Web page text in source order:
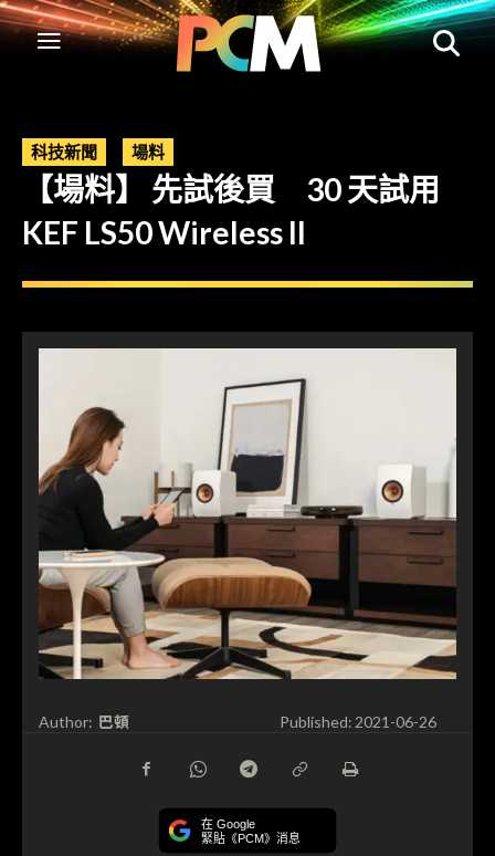
科技新聞 場料
【場料】 先試後買 30 天試用
KEF LS50 Wireless II
Author: 巴頓 Published:2021-06-26
在 Google
緊貼《PCM》消息